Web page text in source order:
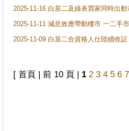
2025-11-16 白居二及綠表買家同時出
2025-11-11 減息效應帶動樓市 一二手
2025-11-09 白居二合資格人仕陸續收
[ 首頁 | 前 10 頁 | 1 2 3 4 5 6 7